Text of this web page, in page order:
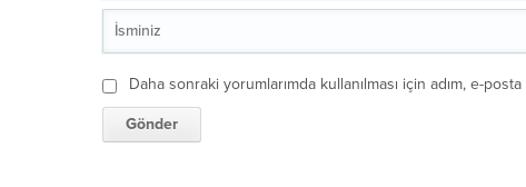
Daha sonraki yorumlarımda kullanılması için adım, e-